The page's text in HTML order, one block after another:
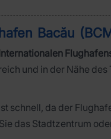
Bacău
Internationalen
und in der Nähe
schnell, da der
das Stadtzentrum